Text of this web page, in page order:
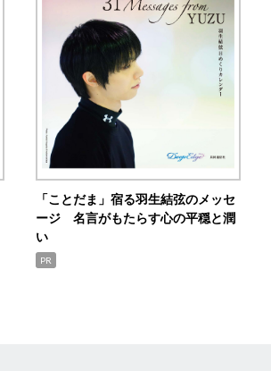
「ことだま」宿る羽生結弦のメッセ
ージ 名言がもたらす心の平穏と潤
い
PR